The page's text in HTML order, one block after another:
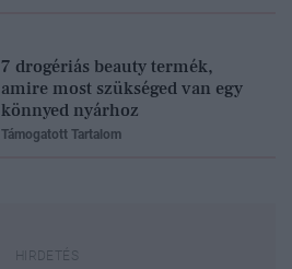
7 drogériás beauty termék,
amire most szükséged van egy
könnyed nyárhoz
Támogatott Tartalom